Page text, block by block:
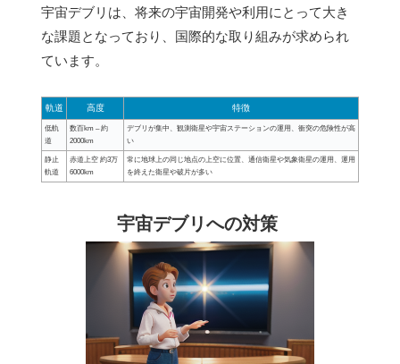
宇宙デブリは、将来の宇宙開発や利用にとって大き
な課題となっており、国際的な取り組みが求められ
ています。
軌道 高度 特徴
低軌
道
数百km – 約
2000km
デブリが集中、観測衛星や宇宙ステーションの運用、衝突の危険性が高
い
静止
軌道
赤道上空 約3万
6000km
常に地球上の同じ地点の上空に位置、通信衛星や気象衛星の運用、運用
を終えた衛星や破片が多い
宇宙デブリへの対策